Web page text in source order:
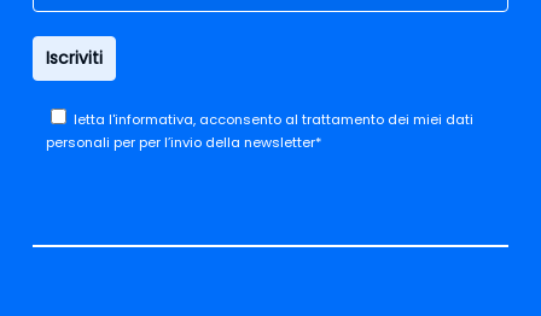
lettal'informativa, acconsento al trattamento dei miei dati
personali per per l’invio della newsletter*